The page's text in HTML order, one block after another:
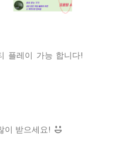
플레이 가능 합니다!
이 받으세요!